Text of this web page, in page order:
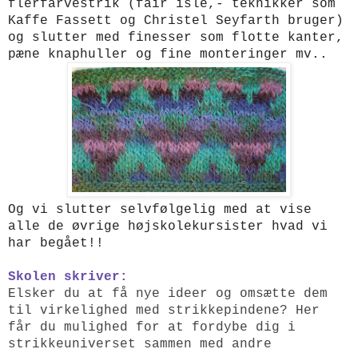
flerfarvestrik (fair isle,- teknikker som
Kaffe Fassett og Christel Seyfarth bruger)
og slutter med finesser som flotte kanter,
pæne knaphuller og fine monteringer mv..
Og vi slutter selvfølgelig med at vise
alle de øvrige højskolekursister hvad vi
har begået!!
Skolen skriver:
Elsker du at få nye ideer og omsætte dem
til virkelighed med strikkepindene? Her
får du mulighed for at fordybe dig i
strikkeuniverset sammen med andre